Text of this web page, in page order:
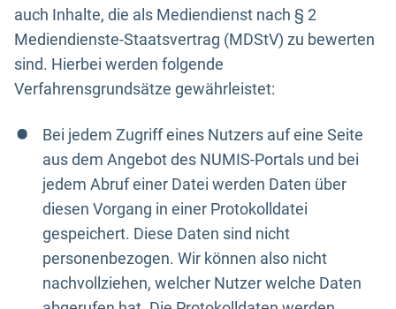
auch Inhalte, die als Mediendienst nach § 2
Mediendienste-Staatsvertrag (MDStV) zu bewerten
sind. Hierbei werden folgende
Verfahrensgrundsätze gewährleistet:
Bei jedem Zugriff eines Nutzers auf eine Seite
aus dem Angebot des NUMIS-Portals und bei
jedem Abruf einer Datei werden Daten über
diesen Vorgang in einer Protokolldatei
gespeichert. Diese Daten sind nicht
personenbezogen. Wir können also nicht
nachvollziehen, welcher Nutzer welche Daten